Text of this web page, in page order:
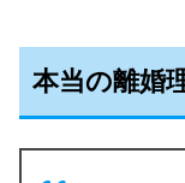
本当の離婚